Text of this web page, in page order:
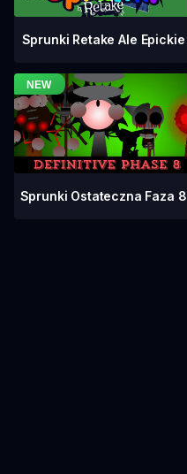
Sprunki Retake Ale Epickie
Sprunki Ostateczna Faza 8